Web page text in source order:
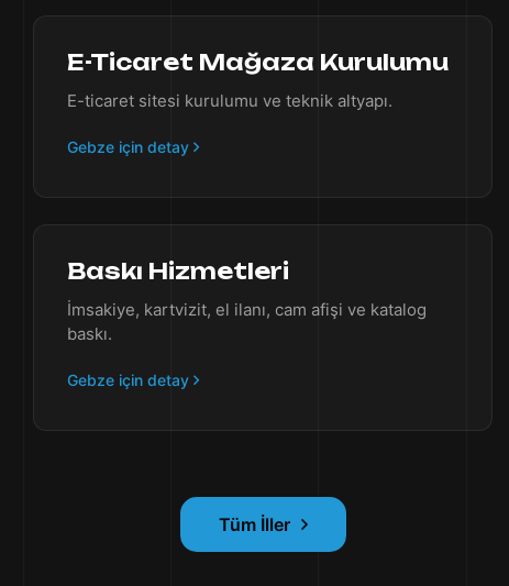
E-Ticaret Mağaza Kurulumu
E-ticaret sitesi kurulumu ve teknik altyapı.
Gebze için detay
Baskı Hizmetleri
İmsakiye, kartvizit, el ilanı, cam afişi ve katalog
baskı.
Gebze için detay
Tüm İller